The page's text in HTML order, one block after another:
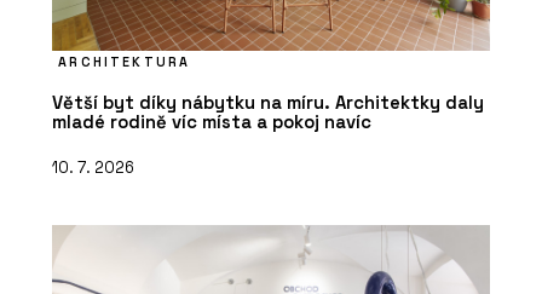
ARCHITEKTURA
Větší byt díky nábytku na míru. Architektky daly
mladé rodině víc místa a pokoj navíc
10. 7. 2026